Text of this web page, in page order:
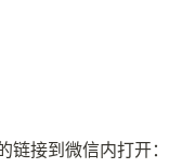
接到微信内打开：